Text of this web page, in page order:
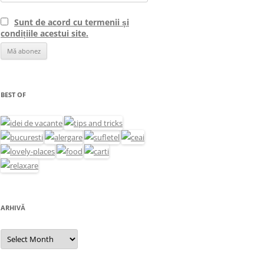
Sunt de acord cu termenii și
condițiile acestui site.
BEST OF
ARHIVĂ
Arhivă